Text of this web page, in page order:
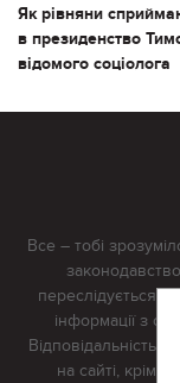
Як рівняни
в президенство
відомого соціолога
Все – тобі
переслідується
інформації з
Відповідальність
на сайті, крім